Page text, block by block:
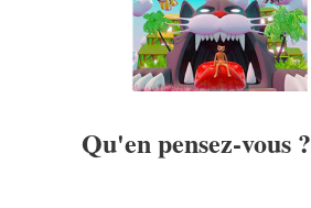
Qu'en pensez-vous ?